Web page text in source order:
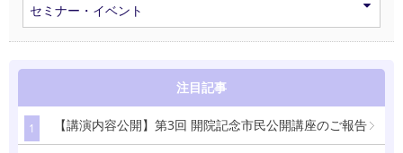
セミナー・イベント
注目記事
1 【講演内容公開】第3回 開院記念市民公開講座のご報告